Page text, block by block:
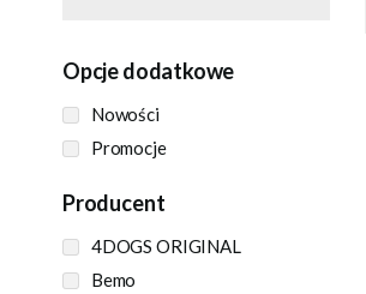
Opcje dodatkowe
Nowości
Promocje
Producent
4DOGS ORIGINAL
Bemo